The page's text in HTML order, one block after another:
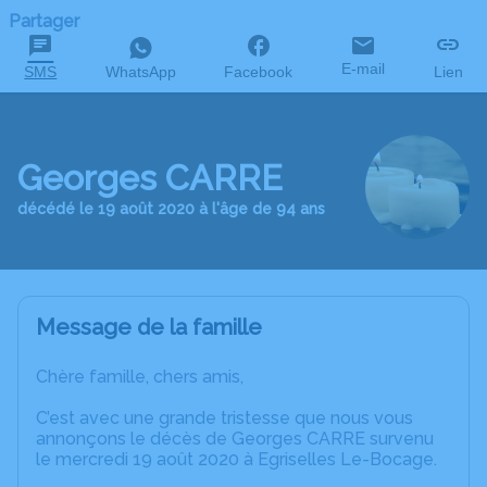
Partager
SMS WhatsApp Facebook E-mail Lien
Georges CARRE
décédé le 19 août 2020 à l'âge de 94 ans
Message de la famille
Chère famille, chers amis,
C’est avec une grande tristesse que nous vous
annonçons le décès de Georges CARRE survenu
le mercredi 19 août 2020 à Egriselles Le-Bocage.